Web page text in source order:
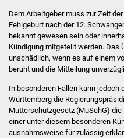
Dem Arbeitgeber muss zur Zeit
Fehlgeburt nach der 12.
bekannt gewesen sein oder
Kündigung mitgeteilt werden. Das
unschädlich, wenn es auf einem
beruht und die Mitteilung
In besonderen Fällen kann jedoch
Württemberg die
Mutterschutzgesetz (MuSchG)
einer unter diesem besonderen
ausnahmsweise für zulässig